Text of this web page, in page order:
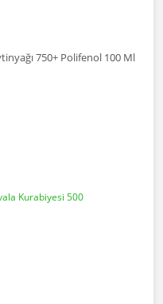
750+ Polifenol 100 Ml